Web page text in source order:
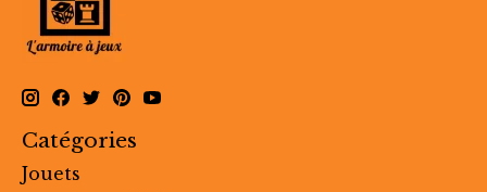
Catégories
Jouets